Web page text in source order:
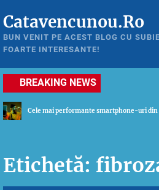
to
the
content
Catavencunou.Ro
BUN VENIT PE ACEST BLOG CU
FOARTE INTERESANTE!
BREAKING NEWS
Ghid util pentru a alege cel mai potrivit
Etichetă: